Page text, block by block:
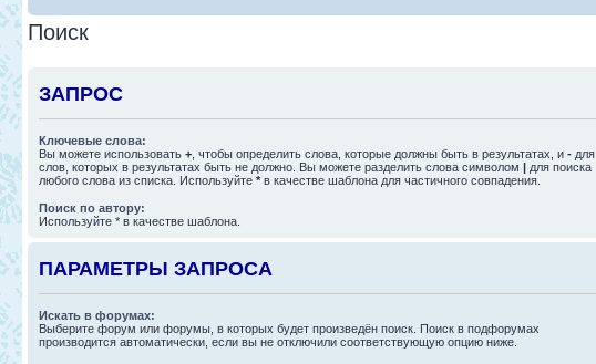
Поиск
ЗАПРОС
Ключевые слова:
Вы можете использовать + , чтобы определить слова, которые должны быть в результатах, и - для
слов, которых в результатах быть не должно. Вы можете разделить слова символом | для поиска
любого слова из списка. Используйте * в качестве шаблона для частичного совпадения.
Поиск по автору:
Используйте * в качестве шаблона.
ПАРАМЕТРЫ ЗАПРОСА
Искать в форумах:
Выберите форум или форумы, в которых будет произведён поиск. Поиск в подфорумах
производится автоматически, если вы не отключили соответствующую опцию ниже.